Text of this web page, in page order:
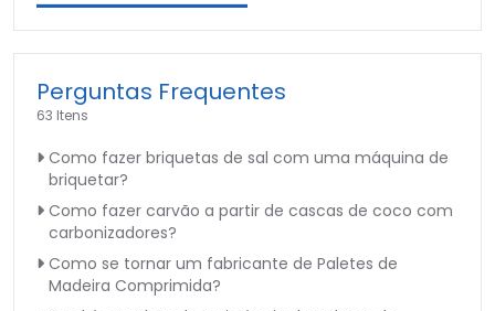
Perguntas Frequentes
63 Itens
Como fazer briquetas de sal com uma máquina de
briquetar?
Como fazer carvão a partir de cascas de coco com
carbonizadores?
Como se tornar um fabricante de Paletes de
Madeira Comprimida?